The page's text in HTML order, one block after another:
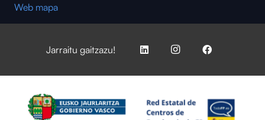
Web mapa
Jarraitu gaitzazu!